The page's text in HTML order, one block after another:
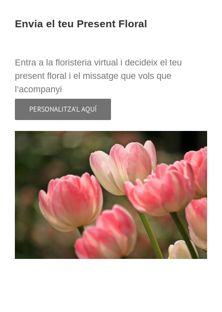
Envia el teu Present Floral
Entra a la floristeria virtual i decideix el teu
present floral i el missatge que vols que
l’acompanyi
PERSONALITZA’L AQUÍ